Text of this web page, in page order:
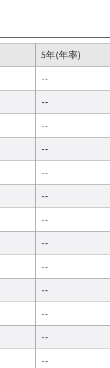
5年(年率)
--
--
--
--
--
--
--
--
--
--
--
--
--